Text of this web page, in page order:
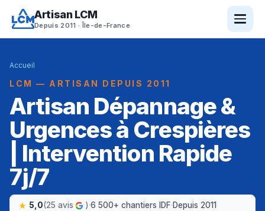
Artisan LCM
Depuis 2011 · Île-de-France
Accueil
LCM — ARTISAN DEPUIS 2011
Artisan Dépannage &
Urgences à Crespières
| Intervention Rapide
7j/7
5,0(25 avis )·6 500+ chantiers IDF·Depuis 2011